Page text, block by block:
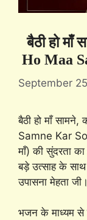
बैठी हो माँ
Ho Maa
September
बैठी हो माँ
Samne Kar
माँ) की सुंदरता का
बड़े उत्साह के
उपासना मेहता जी।
भजन के माध्यम से